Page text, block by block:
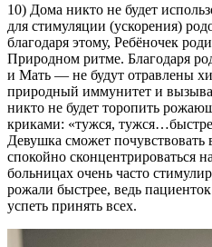
10) Дома никто не будет
для стимуляции (ускорения)
благодаря этому, Ребёночек
Природном ритме. Благодаря
и Мать — не будут отравлены
природный иммунитет и
никто не будет торопить
криками: «тужся,
Девушка сможет почувствовать
спокойно сконцентрироваться
больницах очень часто
рожали быстрее, ведь
успеть принять всех.